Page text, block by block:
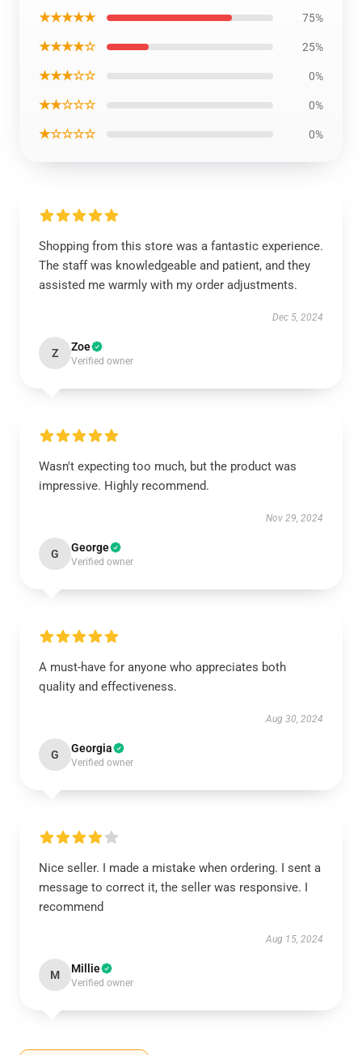
★★★★★ 75%
★★★★☆ 25%
★★★☆☆ 0%
★★☆☆☆ 0%
★☆☆☆☆ 0%
Shopping from this store was a fantastic experience.
The staff was knowledgeable and patient, and they
assisted me warmly with my order adjustments.
Dec 5, 2024
Z Zoe
Verified owner
Wasn't expecting too much, but the product was
impressive. Highly recommend.
Nov 29, 2024
G George
Verified owner
A must-have for anyone who appreciates both
quality and effectiveness.
Aug 30, 2024
G Georgia
Verified owner
Nice seller. I made a mistake when ordering. I sent a
message to correct it, the seller was responsive. I
recommend
Aug 15, 2024
M Millie
Verified owner